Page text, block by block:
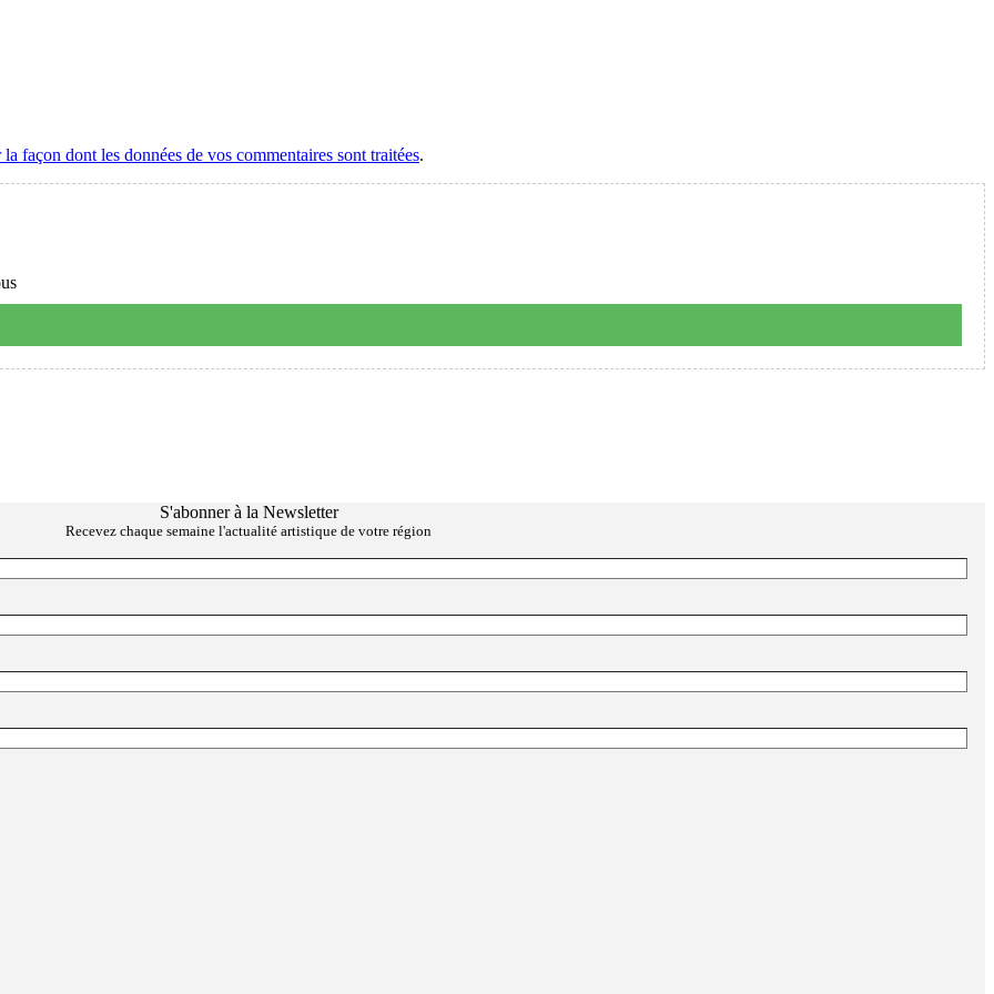
façon dont les données de vos commentaires sont traitées.
S'abonner à la Newsletter
Recevez chaque semaine l'actualité artistique de votre région